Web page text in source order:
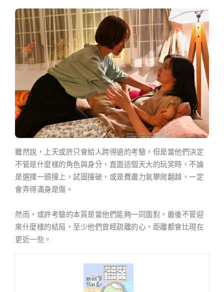
雖然說，上天或許只會給人跨得過的考驗，但是當他們決定
不管是什麼樣的角色與身分，直面這個天大的玩笑時，不論
是選擇一頭撞上，試圖撞破，或是費盡力氣攀爬翻越，一定
會弄得滿身是傷。
然而，或許考驗的本質是當他們能夠一同面對，最後不管迎
來什麼樣的結局，至少他們曾經疏離的心，距離都會比現在
更近一些。